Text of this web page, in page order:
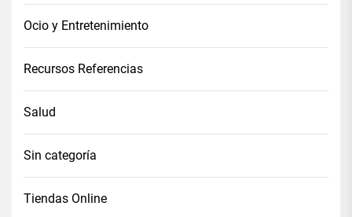
Ocio y Entretenimiento
Recursos Referencias
Salud
Sin categoría
Tiendas Online